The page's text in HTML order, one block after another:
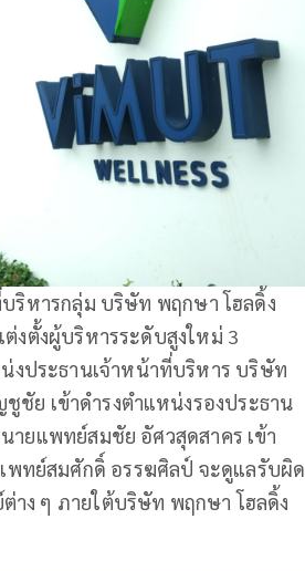
ริหารกลุ่ม บริษัท พฤกษา โฮลดิ้ง
งตั้งผู้บริหารระดับสูงใหม่ 3
งประธานเจ้าหน้าที่บริหาร บริษัท
ชัย เข้าดำรงตำแหน่งรองประธาน
ายแพทย์สมชัย อัศวสุดสาคร เข้า
พทย์สมศักดิ์ อรรฆศิลป์ จะดูแลรับผิด
าง ๆ ภายใต้บริษัท พฤกษา โฮลดิ้ง